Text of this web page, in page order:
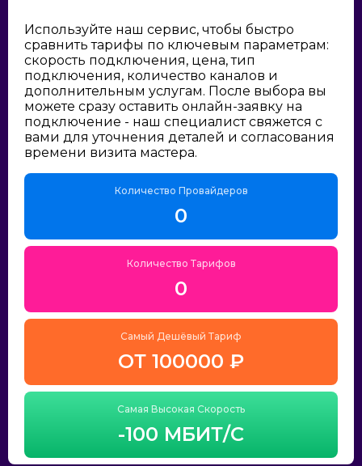
Используйте наш сервис, чтобы быстро
сравнить тарифы по ключевым параметрам:
скорость подключения, цена, тип
подключения, количество каналов и
дополнительным услугам. После выбора вы
можете сразу оставить онлайн-заявку на
подключение - наш специалист свяжется с
вами для уточнения деталей и согласования
времени визита мастера.
Количество Провайдеров
0
Количество Тарифов
0
Самый Дешёвый Тариф
ОТ 100000 ₽
Самая Высокая Скорость
-100 МБИТ/С